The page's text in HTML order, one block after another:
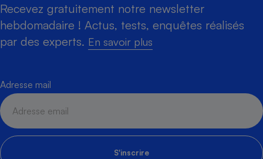
Recevez gratuitement notre newsletter
hebdomadaire ! Actus, tests, enquêtes réalisés
par des experts. En savoir plus
Adresse mail
S'inscrire